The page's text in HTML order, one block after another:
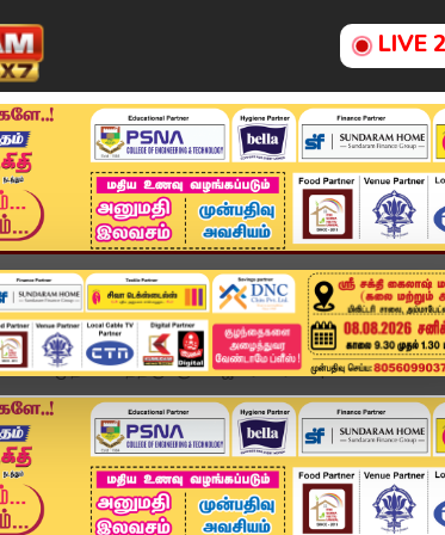
LIVE
அண்மை தமிழ்நாடு சினிமா அரசியல்
காலை முதலே காத்திருக்கும் விஜய் ரசிகர்கள் | TVK...